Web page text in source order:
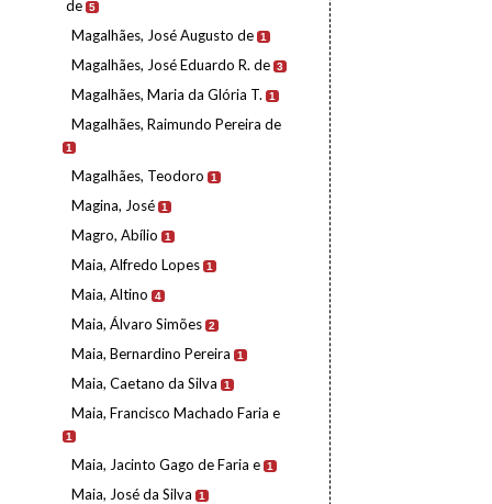
de 5
Magalhães, José Augusto de 1
Magalhães, José Eduardo R. de 3
Magalhães, Maria da Glória T. 1
Magalhães, Raimundo Pereira de
1
Magalhães, Teodoro 1
Magina, José 1
Magro, Abílio 1
Maia, Alfredo Lopes 1
Maia, Altino 4
Maia, Álvaro Simões 2
Maia, Bernardino Pereira 1
Maia, Caetano da Silva 1
Maia, Francisco Machado Faria e
1
Maia, Jacinto Gago de Faria e 1
Maia, José da Silva 1